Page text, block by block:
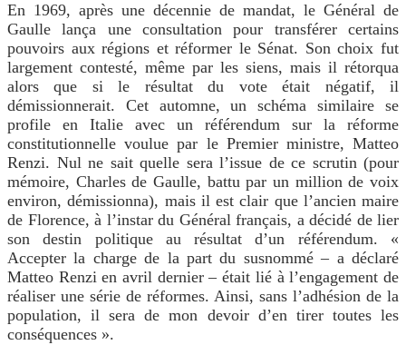
En 1969, après une décennie de mandat, le Général de
Gaulle lança une consultation pour transférer certains
pouvoirs aux régions et réformer le Sénat. Son choix fut
largement contesté, même par les siens, mais il rétorqua
alors que si le résultat du vote était négatif, il
démissionnerait. Cet automne, un schéma similaire se
profile en Italie avec un référendum sur la réforme
constitutionnelle voulue par le Premier ministre, Matteo
Renzi. Nul ne sait quelle sera l’issue de ce scrutin (pour
mémoire, Charles de Gaulle, battu par un million de voix
environ, démissionna), mais il est clair que l’ancien maire
de Florence, à l’instar du Général français, a décidé de lier
son destin politique au résultat d’un référendum. «
Accepter la charge de la part du susnommé – a déclaré
Matteo Renzi en avril dernier – était lié à l’engagement de
réaliser une série de réformes. Ainsi, sans l’adhésion de la
population, il sera de mon devoir d’en tirer toutes les
conséquences ».